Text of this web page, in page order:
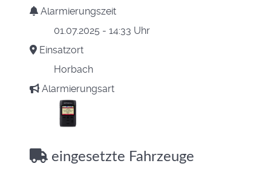
Alarmierungszeit
01.07.2025 - 14:33 Uhr
Einsatzort
Horbach
Alarmierungsart
eingesetzte Fahrzeuge